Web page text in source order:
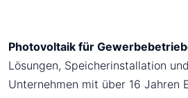
Photovoltaik für
Lösungen, Speicherinstallation
Unternehmen mit über 16 Jahren